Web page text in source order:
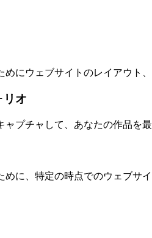
にウェブサイトのレイアウト
リオ
プチャして、あなたの作品を
に、特定の時点でのウェブサ